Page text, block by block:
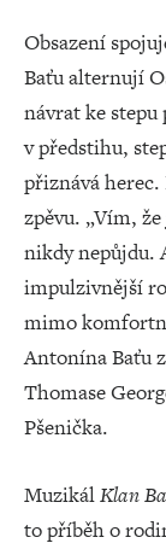
Obsazení
Baťu alternují
návrat ke
v předstihu,
přiznává herec.
zpěvu. „Vím,
nikdy nepůjdu.
impulzivnější
mimo
Antonína Baťu
Thomase
Pšenička.
MuzikálKlan
to příběh o